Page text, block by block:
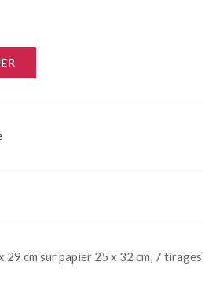
29 cm sur papier 25 x 32 cm, 7 tirages